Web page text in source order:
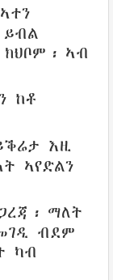
ይብል
ክህቦም፡ ኣብ
ከቶ
እዚ
ኣየድልን
፡ ማለት
ብደም
ካብ